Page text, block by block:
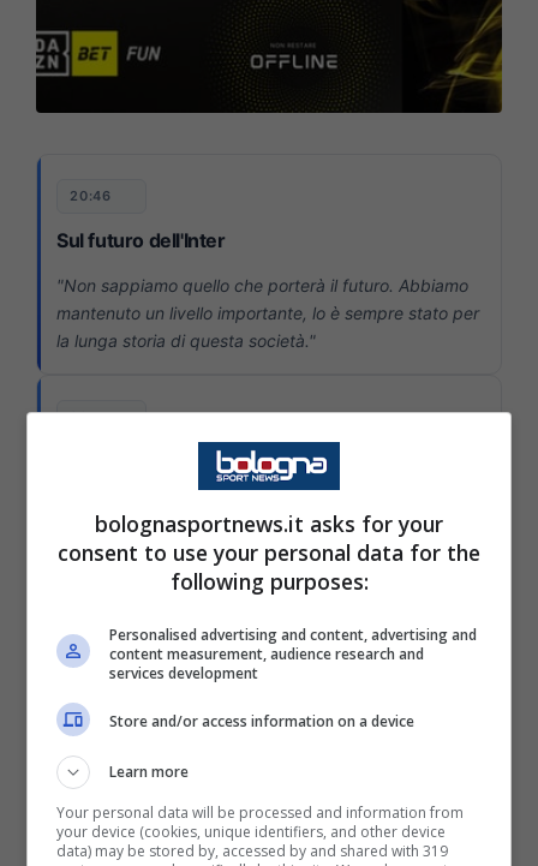
20:46
Sul futuro dell'Inter
"Non sappiamo quello che porterà il futuro. Abbiamo
mantenuto un livello importante, lo è sempre stato per
la lunga storia di questa società."
20:44
Sui ragazzi dell'Under 23
sono due cose diverse ma sono felice dei ragazzi che
hanno giocato. Diouf? Mi ha stupito, sono convinto
che nel futuro sarà importante per noi, ha avuto più
bravo a sterzare e puntare".
Inter, le parole di Chivu in conferenza
stampa dopo il match contro il Bologna
stadio Dall’Ara
bolognasportnews.it asks for your
consent to use your personal data for the
following purposes:
Personalised advertising and content, advertising and
content measurement, audience research and
services development
Store and/or access information on a device
Learn more
Your personal data will be processed and information from
your device (cookies, unique identifiers, and other device
data) may be stored by, accessed by and shared with 319